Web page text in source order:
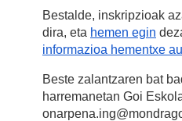
Bestalde, inskripzioak
dira, eta hemen egin
informazioa hementxe
Beste zalantzaren bat
harremanetan Goi